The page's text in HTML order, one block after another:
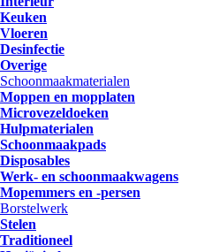
Keuken
Vloeren
Desinfectie
Overige
Schoonmaakmaterialen
Moppen en mopplaten
Microvezeldoeken
Hulpmaterialen
Schoonmaakpads
Disposables
Werk- en schoonmaakwagens
Mopemmers en -persen
Borstelwerk
Stelen
Traditioneel